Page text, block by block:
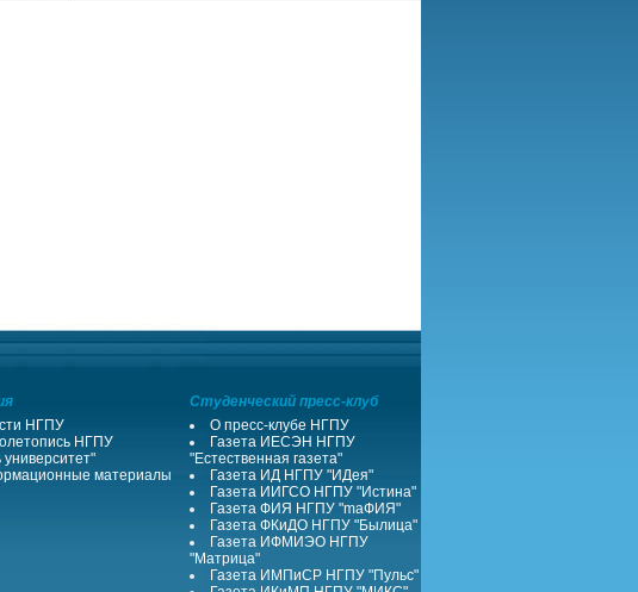
Студенческий пресс-клуб
НГПУ
НГПУ
университет"
материалы
О пресс-клубе НГПУ
Газета ИЕСЭН НГПУ
"Естественная газета"
Газета ИД НГПУ "ИДея"
Газета ИИГСО НГПУ "Истина"
Газета ФИЯ НГПУ "maФИЯ"
Газета ФКиДО НГПУ "Былица"
Газета ИФМИЭО НГПУ
"Матрица"
Газета ИМПиСР НГПУ "Пульс"